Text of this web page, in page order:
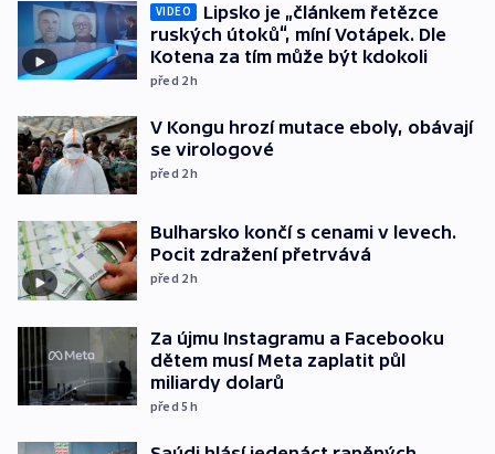
VIDEO
Lipsko je „článkem řetězce
ruských útoků“, míní Votápek. Dle
Kotena za tím může být kdokoli
před 2h
V Kongu hrozí mutace eboly, obávají
se virologové
před 2h
Bulharsko končí s cenami v levech.
Pocit zdražení přetrvává
před 2h
Za újmu Instagramu a Facebooku
dětem musí Meta zaplatit půl
miliardy dolarů
před 5h